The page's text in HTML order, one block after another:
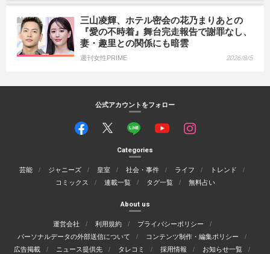
三山凌輝、ホテル密会の花乃まりあとの
『愛の不時着』舞台完走報告で謝罪なし、
妻・趣里との関係にも暗雲
週刊女性PRIME 2026/8/5
公式アカウントをフォロー
Categories
芸能 ジャニーズ 皇室 社会・事件 ライフ
トレンド
コミックス
連載一覧 タグ一覧 無料占い
About us
運営会社 利用規約
プライバシーポリシー
パーソナルデータの外部送信について
コンテンツ制作・編集ポリシー
広告掲載
ニュース提供先 タレコミ 採用情報
お知らせ一覧